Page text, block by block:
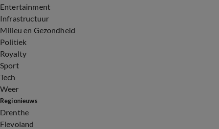
Entertainment
Infrastructuur
Milieu en Gezondheid
Politiek
Royalty
Sport
Tech
Weer
Regionieuws
Drenthe
Flevoland